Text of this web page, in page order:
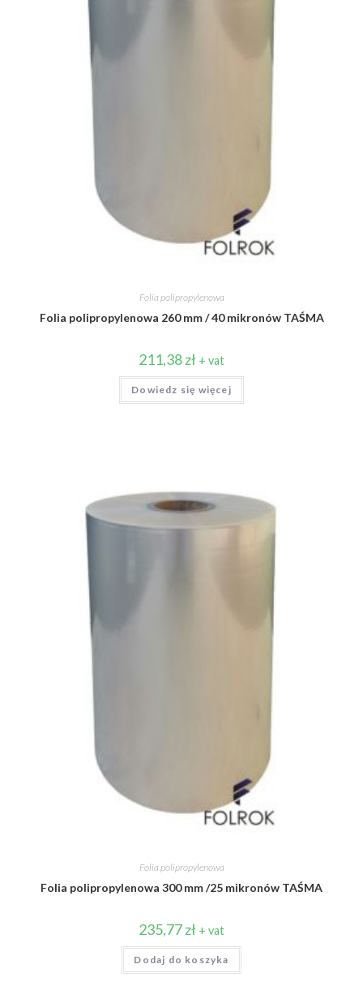
Folia polipropylenowa
Folia polipropylenowa 260 mm / 40 mikronów TAŚMA
211,38zł + vat
Dowiedz się więcej
Folia polipropylenowa
Folia polipropylenowa 300 mm /25 mikronów TAŚMA
235,77zł + vat
Dodaj do koszyka